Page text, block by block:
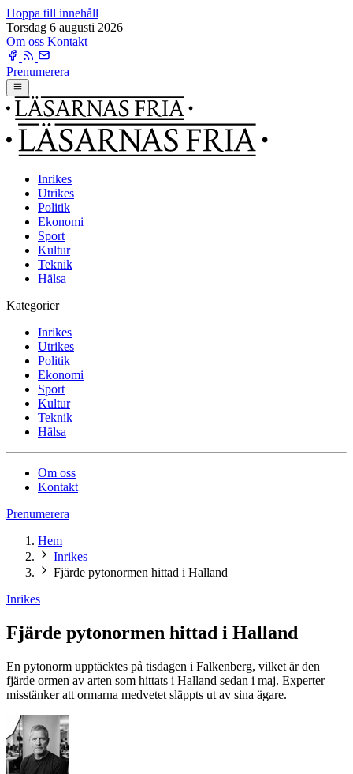
Hoppa till innehåll
Torsdag 6 augusti 2026
Om oss Kontakt
Prenumerera
Inrikes
Utrikes
Politik
Ekonomi
Sport
Kultur
Teknik
Hälsa
Kategorier
Inrikes
Utrikes
Politik
Ekonomi
Sport
Kultur
Teknik
Hälsa
Om oss
Kontakt
Prenumerera
Hem
Inrikes
Fjärde pytonormen hittad i Halland
Inrikes
Fjärde pytonormen hittad i Halland
En pytonorm upptäcktes på tisdagen i Falkenberg, vilket är den
fjärde ormen av arten som hittats i Halland sedan i maj. Experter
misstänker att ormarna medvetet släppts ut av sina ägare.